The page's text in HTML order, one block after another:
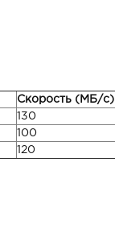
Скорость (МБ/с)
130
100
120